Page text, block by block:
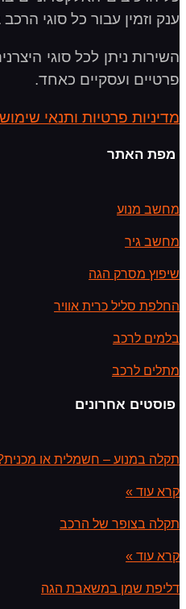
ענק וזמין עבור כל סוגי
השירות ניתן לכל סוגי
פרטיים ועסקיים כאחד.
מדיניות פרטיות ותנאי שימוש
מפת האתר
מחשב מנוע
מחשב גיר
שיפוץ מסרק הגה
החלפת סליל כרית אוויר
בלמים לרכב
מתלים לרכב
פוסטים אחרונים
תקלה במנוע – חשמלית או
קרא עוד »
תקלה בצופר של הרכב
קרא עוד »
דליפת שמן במשאבת הגה